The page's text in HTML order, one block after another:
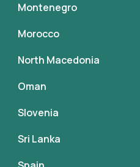
Montenegro
Morocco
North Macedonia
Oman
Slovenia
Sri Lanka